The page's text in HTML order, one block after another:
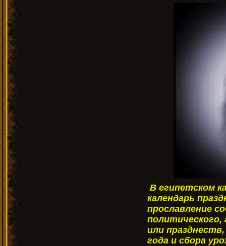
В египетском
календарь
прославление
политического,
или
года и сбора